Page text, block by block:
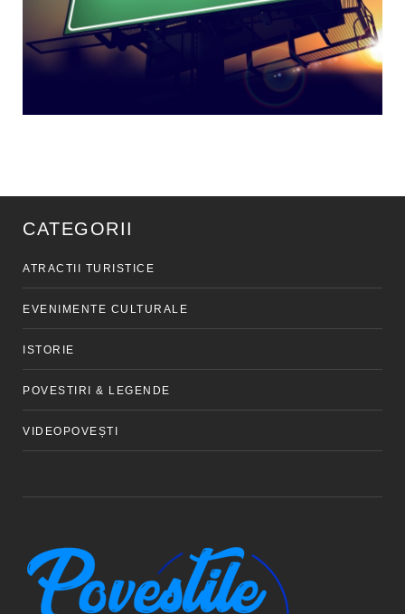
CATEGORII
ATRACTII TURISTICE
EVENIMENTE CULTURALE
ISTORIE
POVESTIRI & LEGENDE
VIDEOPOVEȘTI